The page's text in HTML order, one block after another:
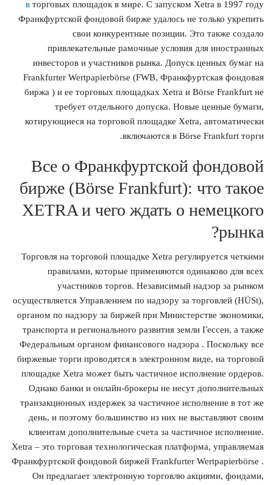
в торговых площадок в мире. С запуском Xetra в 1997 году
Франкфуртской фондовой бирже удалось не только укрепить
свои конкурентные позиции. Это также создало
привлекательные рамочные условия для иностранных
инвесторов и участников рынка. Допуск ценных бумаг на
Frankfurter Wertpapierbörse (FWB, Франкфуртская фондовая
биржа ) и ее торговых площадках Xetra и Börse Frankfurt не
требует отдельного допуска. Новые ценные бумаги,
котирующиеся на торговой площадке Xetra, автоматически
включаются в Börse Frankfurt торги.
Все о Франкфуртской фондовой
бирже (Börse Frankfurt): что такое
XETRA и чего ждать о немецкого
рынка?
Торговля на торговой площадке Xetra регулируется четкими
правилами, которые применяются одинаково для всех
участников торгов. Независимый надзор за рынком
осуществляется Управлением по надзору за торговлей (HÜSt),
органом по надзору за биржей при Министерстве экономики,
транспорта и регионального развития земли Гессен, а также
Федеральным органом финансового надзора . Поскольку все
биржевые торги проводятся в электронном виде, на торговой
площадке Xetra может быть частичное исполнение ордеров.
Однако банки и онлайн-брокеры не несут дополнительных
транзакционных издержек за частичное исполнение в тот же
день, и поэтому большинство из них не выставляют своим
клиентам дополнительные счета за частичное исполнение.
Xetra – это торговая технологическая платформа, управляемая
Франкфуртской фондовой биржей Frankfurter Wertpapierbörse .
Он предлагает электронную торговлю акциями, фондами,